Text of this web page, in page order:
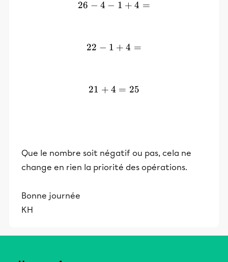
26 -4 -1 +4 =
26 − 4 − 1 + 4 =
22 - 1 + 4 =
22 − 1 + 4 =
21 + 4 = 25
21 + 4 = 25
Que le nombre soit négatif ou pas, cela ne
change en rien la priorité des opérations.
Bonne journée
KH